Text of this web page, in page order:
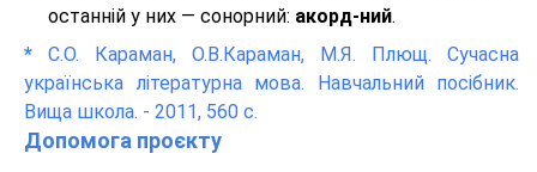
останній у них — сонорний: акорд-ний.
* С.О. Караман, О.В.Караман, М.Я. Плющ. Сучасна
українська літературна мова. Навчальний посібник.
Вища школа. - 2011, 560 с.
Допомога проєкту